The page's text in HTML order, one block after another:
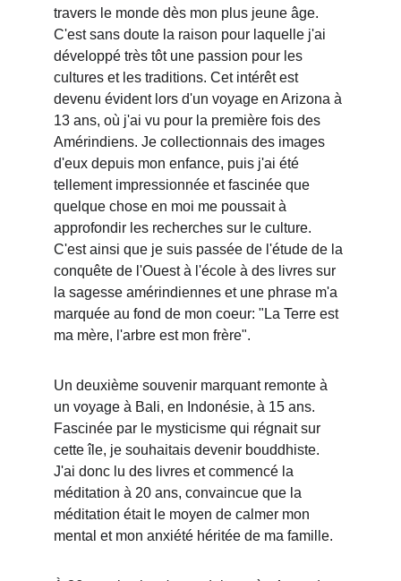
travers le monde dès mon plus jeune âge.
C'est sans doute la raison pour laquelle j'ai
développé très tôt une passion pour les
cultures et les traditions. Cet intérêt est
devenu évident lors d'un voyage en Arizona à
13 ans, où j'ai vu pour la première fois des
Amérindiens. Je collectionnais des images
d'eux depuis mon enfance, puis j'ai été
tellement impressionnée et fascinée que
quelque chose en moi me poussait à
approfondir les recherches sur le culture.
C'est ainsi que je suis passée de l'étude de la
conquête de l'Ouest à l'école à des livres sur
la sagesse amérindiennes et une phrase m'a
marquée au fond de mon coeur: "La Terre est
ma mère, l'arbre est mon frère".
Un deuxième souvenir marquant remonte à
un voyage à Bali, en Indonésie, à 15 ans.
Fascinée par le mysticisme qui régnait sur
cette île, je souhaitais devenir bouddhiste.
J'ai donc lu des livres et commencé la
méditation à 20 ans, convaincue que la
méditation était le moyen de calmer mon
mental et mon anxiété héritée de ma famille.